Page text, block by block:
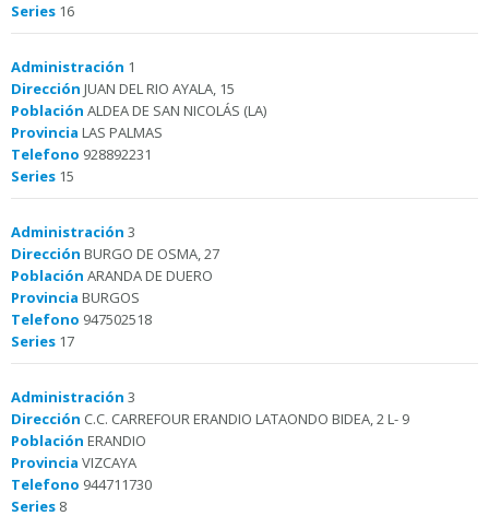
Series 16
Administración 1
Dirección JUAN DEL RIO AYALA, 15
Población ALDEA DE SAN NICOLÁS (LA)
Provincia LAS PALMAS
Telefono 928892231
Series 15
Administración 3
Dirección BURGO DE OSMA, 27
Población ARANDA DE DUERO
Provincia BURGOS
Telefono 947502518
Series 17
Administración 3
Dirección C.C. CARREFOUR ERANDIO LATAONDO BIDEA, 2 L- 9
Población ERANDIO
Provincia VIZCAYA
Telefono 944711730
Series 8